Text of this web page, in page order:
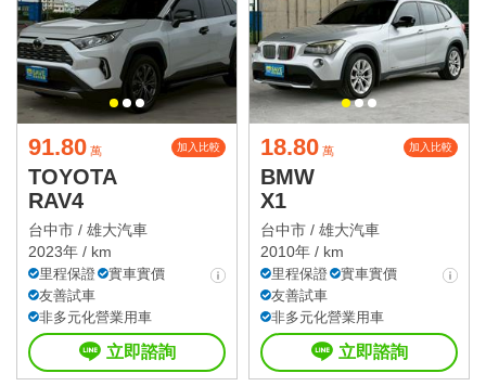
91.80 萬 加入比較
TOYOTA
RAV4
台中市 / 雄大汽車
2023年 / km
里程保證
實車實價
友善試車
非多元化營業用車
立即諮詢
18.80 萬 加入比較
BMW
X1
台中市 / 雄大汽車
2010年 / km
里程保證
實車實價
友善試車
非多元化營業用車
立即諮詢